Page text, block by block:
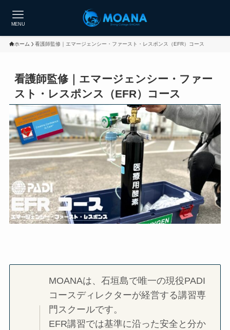
MENU
ホーム 看護師監修｜エマージェンシー・ファースト・レスポンス（EFR）コース
看護師監修｜エマージェンシー・ファー
スト・レスポンス（EFR）コース
MOANAは、石垣島で唯一の現役PADI
コースディレクターが経営する講習専
門スクールです。
EFR講習では基準に沿った安全と分か